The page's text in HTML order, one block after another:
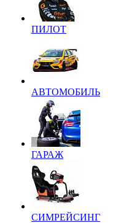
ПИЛОТ
АВТОМОБИЛЬ
ГАРАЖ
СИМРЕЙСИНГ